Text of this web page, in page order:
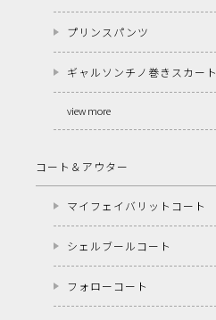
プリンスパンツ
ギャルソンチノ巻きスカート
view more
コート＆アウター
マイフェイバリットコート
シェルブールコート
フォローコート